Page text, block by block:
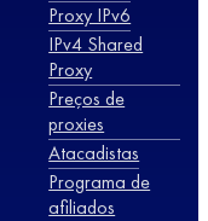
Proxy IPv6
IPv4 Shared
Proxy
Preços de
proxies
Atacadistas
Programa de
afiliados